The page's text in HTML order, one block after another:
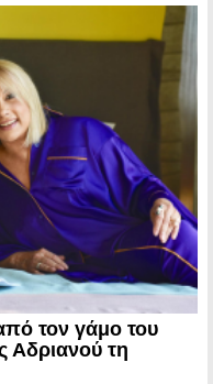
τον γάμο του
Αδριανού τη